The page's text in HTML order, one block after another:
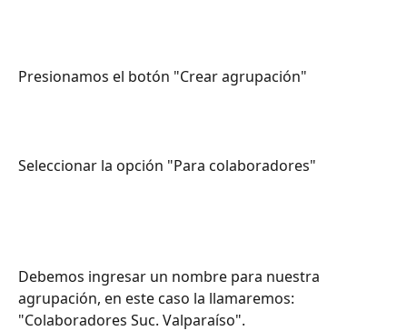
Presionamos el botón "Crear agrupación"
Seleccionar la opción "Para colaboradores"
Debemos ingresar un nombre para nuestra
agrupación, en este caso la llamaremos:
"Colaboradores Suc. Valparaíso".